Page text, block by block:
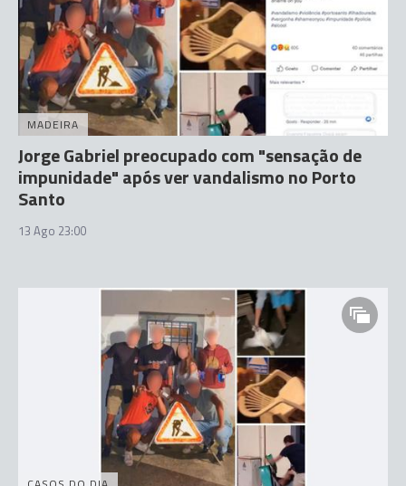
MADEIRA
Jorge Gabriel preocupado com "sensação de
impunidade" após ver vandalismo no Porto
Santo
13 Ago 23:00